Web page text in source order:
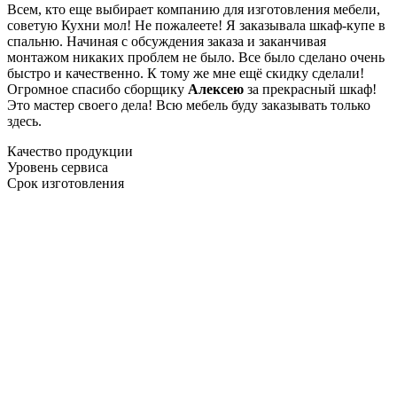
Всем, кто еще выбирает компанию для изготовления мебели,
советую Кухни мол! Не пожалеете! Я заказывала шкаф-купе в
спальню. Начиная с обсуждения заказа и заканчивая
монтажом никаких проблем не было. Все было сделано очень
быстро и качественно. К тому же мне ещё скидку сделали!
Огромное спасибо сборщику Алексею за прекрасный шкаф!
Это мастер своего дела! Всю мебель буду заказывать только
здесь.
Качество продукции
Уровень сервиса
Срок изготовления